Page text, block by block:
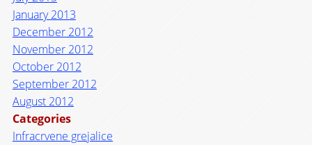
January 2013
December 2012
November 2012
October 2012
September 2012
August 2012
Categories
Infracrvene grejalice